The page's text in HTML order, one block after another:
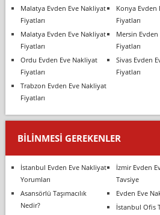
Malatya Evden Eve Nakliyat
Fiyatları
Konya Evden
Fiyatları
Malatya Evden Eve Nakliyat
Fiyatları
Mersin
Fiyatları
Ordu Evden Eve Nakliyat
Fiyatları
Sivas Evden
Fiyatları
Trabzon Evden Eve Nakliyat
Fiyatları
BILINMESI GEREKENLER
İstanbul Evden Eve Nakliyat
Yorumları
İzmir Evden
Tavsiye
Asansörlü Taşımacılık
Nedir?
Evden Eve
İstanbul Ofis